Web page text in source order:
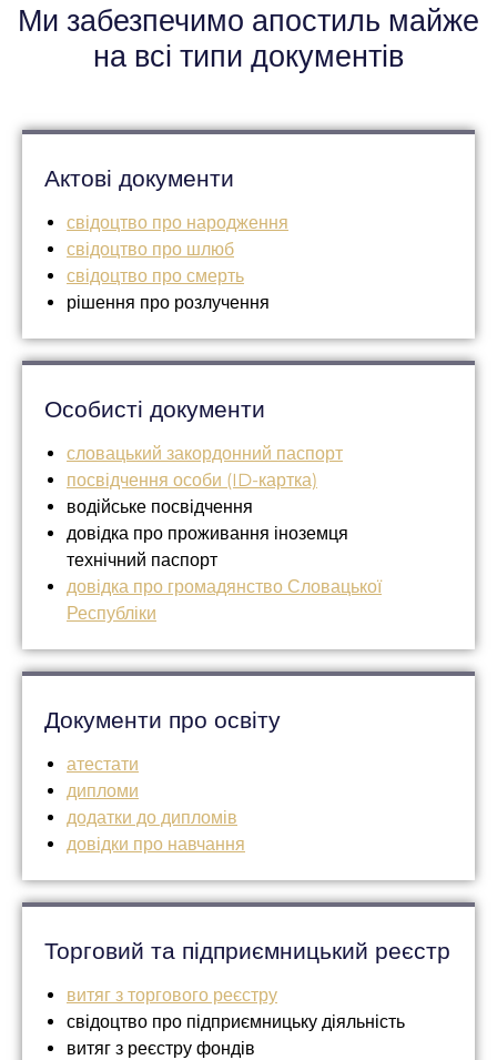
Ми забезпечимо апостиль майже
на всі типи документів
Актові документи
свідоцтво про народження
свідоцтво про шлюб
свідоцтво про смерть
рішення про розлучення
Особисті документи
словацький закордонний паспорт
посвідчення особи (ID-картка)
водійське посвідчення
довідка про проживання іноземця
технічний паспорт
довідка про громадянство Словацької
Республіки
Документи про освіту
атестати
дипломи
додатки до дипломів
довідки про навчання
Торговий та підприємницький реєстр
витяг з торгового реєстру
свідоцтво про підприємницьку діяльність
витяг з реєстру фондів